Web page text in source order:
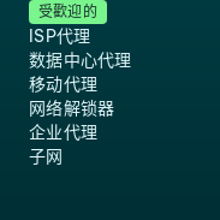
受歡迎的
ISP代理
数据中心代理
移动代理
网络解锁器
企业代理
子网